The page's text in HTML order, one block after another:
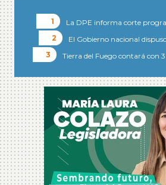
La DPE informa corte
El Gobierno nacional
Tierra del Fuego contará con 3